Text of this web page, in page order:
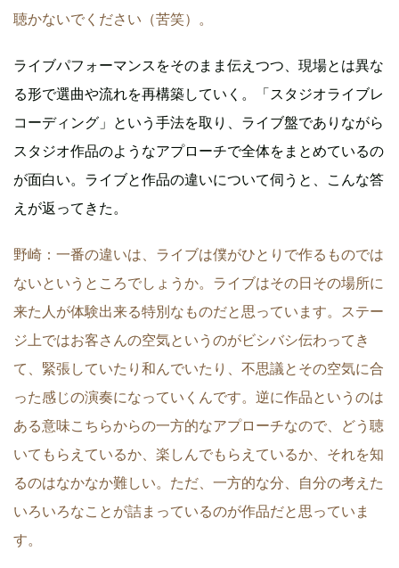
聴かないでください（苦笑）。
ライブパフォーマンスをそのまま伝えつつ、現場とは異な
る形で選曲や流れを再構築していく。「スタジオライブレ
コーディング」という手法を取り、ライブ盤でありながら
スタジオ作品のようなアプローチで全体をまとめているの
が面白い。ライブと作品の違いについて伺うと、こんな答
えが返ってきた。
野崎：一番の違いは、ライブは僕がひとりで作るものでは
ないというところでしょうか。ライブはその日その場所に
来た人が体験出来る特別なものだと思っています。ステー
ジ上ではお客さんの空気というのがビシバシ伝わってき
て、緊張していたり和んでいたり、不思議とその空気に合
った感じの演奏になっていくんです。逆に作品というのは
ある意味こちらからの一方的なアプローチなので、どう聴
いてもらえているか、楽しんでもらえているか、それを知
るのはなかなか難しい。ただ、一方的な分、自分の考えた
いろいろなことが詰まっているのが作品だと思っていま
す。